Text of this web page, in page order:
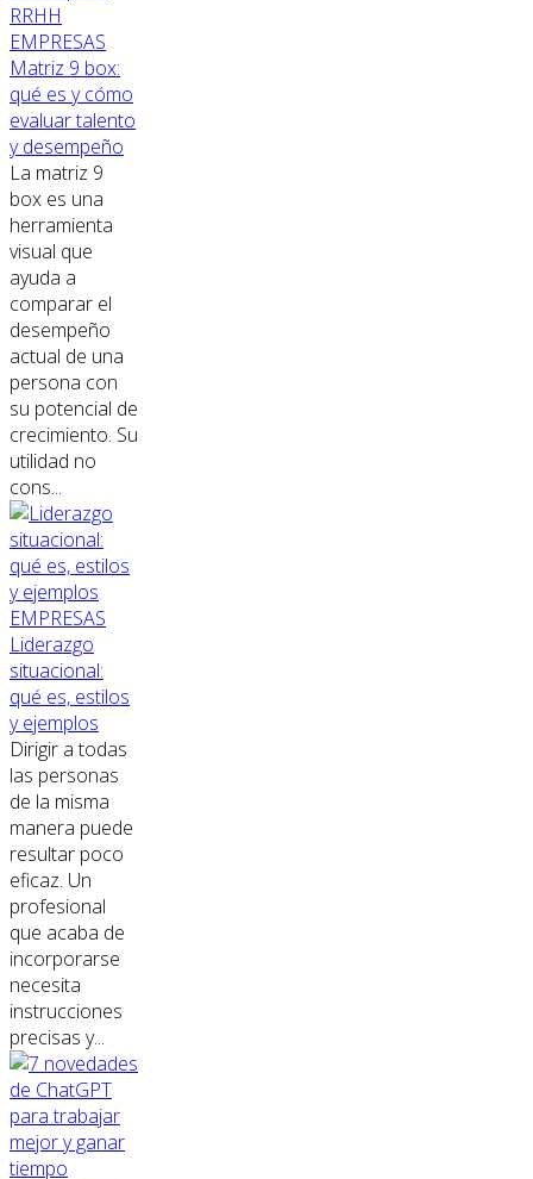
RRHH
EMPRESAS
Matriz 9 box:
qué es y cómo
evaluar talento
y desempeño
La matriz 9
box es una
herramienta
visual que
ayuda a
comparar el
desempeño
actual de una
persona con
su potencial de
crecimiento. Su
utilidad no
cons...
EMPRESAS
Liderazgo
situacional:
qué es, estilos
y ejemplos
Dirigir a todas
las personas
de la misma
manera puede
resultar poco
eficaz. Un
profesional
que acaba de
incorporarse
necesita
instrucciones
precisas y...